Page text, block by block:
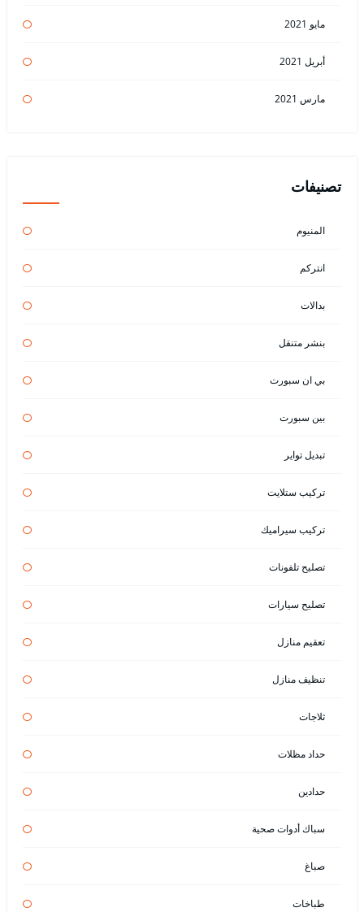
مايو 2021
أبريل 2021
مارس 2021
تصنيفات
المنيوم
انتركم
بدالات
بنشر متنقل
بي ان سبورت
بين سبورت
تبديل تواير
تركيب ستلايت
تركيب سيراميك
تصليح تلفونات
تصليح سيارات
تعقيم منازل
تنظيف منازل
ثلاجات
حداد مظلات
حدادين
سباك أدوات صحية
صباغ
طباخات